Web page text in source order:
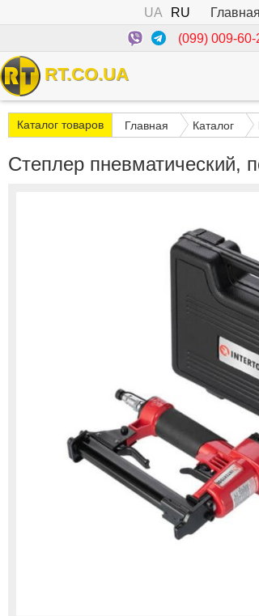
UA RU Главная
(099) 009-60-
RT.CO.UA
Каталог товаров Главная Каталог
Степлер пневматический,